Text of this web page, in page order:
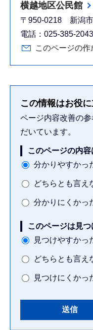
横越地区公民館
〒950-0218 新潟
電話：025-385-
このページの
この情報はお役
ページ内容改善の
だいています。
このページの内
分かりやすかっ
どちらとも言え
分かりにくかっ
このページは見
見つけやすかっ
どちらとも言え
見つけにくかっ